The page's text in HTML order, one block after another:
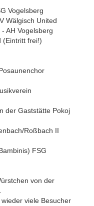
Vogelsberg
Wälgisch United
AH Vogelsberg
(Eintritt frei!)
Gaststätte Pokoj
​Roßbach II
FSG
von der
viele Besucher